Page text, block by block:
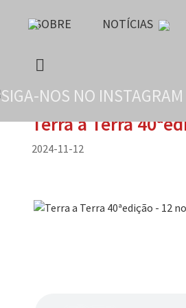
SOBRE NOTÍCIAS
Terra a Terra
2024-11-12